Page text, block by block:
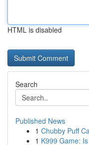
HTML is disabled
Search
Published News
1 Chubby Puff
1 K999 Game: